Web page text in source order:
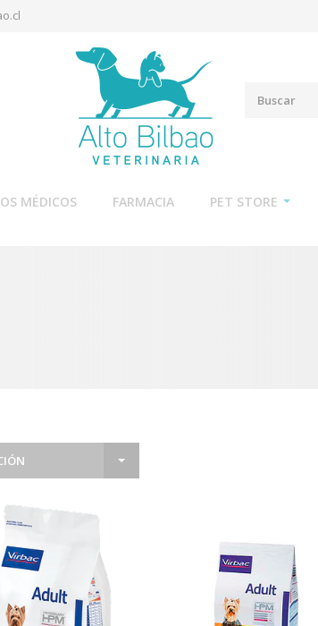
MÉDICOS FARMACIA PET STORE